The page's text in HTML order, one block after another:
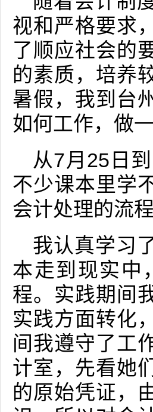
视和严格要求
了顺应社会的
的素质，培养
暑假，我到台
如何工作，做
从7月25日
不少课本里学
会计处理的流
我认真学习
本走到现实中
程。实践期间
实践方面转化
间我遵守了工
计室，先看她
的原始凭证，